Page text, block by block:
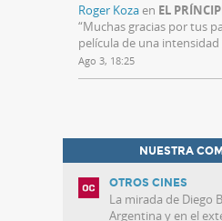
Roger Kozaen EL
“Muchas gracias por tus
película de una intensidad
Ago 3, 18:25
NUESTRA
OTROS CINES
La mirada de Diego
Argentina y en el